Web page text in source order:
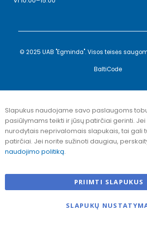
© 2025 UAB "Egminda". Visos teisės
BaltiCode
Slapukus naudojame savo paslaugoms
pasiūlymams teikti ir jūsų patirčiai gerinti.
nurodytais neprivalomais slapukais, tai gali
patirčiai. Jei norite sužinoti daugiau,
naudojimo politiką.
PRIIMTI SLAPUKUS
SLAPUKŲ